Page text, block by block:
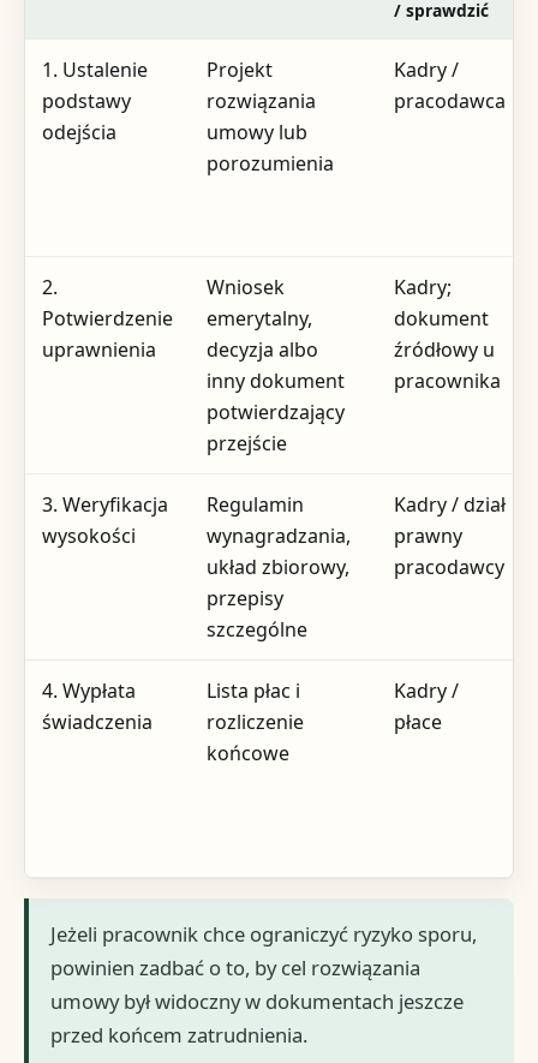
/ sprawdzić
1. Ustalenie
podstawy
odejścia
Projekt
rozwiązania
umowy lub
porozumienia
Kadry /
pracodawca
2.
Potwierdzenie
uprawnienia
Wniosek
emerytalny,
decyzja albo
inny dokument
potwierdzający
przejście
Kadry;
dokument
źródłowy u
pracownika
3. Weryfikacja
wysokości
Regulamin
wynagradzania,
układ zbiorowy,
przepisy
szczególne
Kadry / dział
prawny
pracodawcy
4. Wypłata
świadczenia
Lista płac i
rozliczenie
końcowe
Kadry /
płace
Jeżeli pracownik chce ograniczyć ryzyko sporu,
powinien zadbać o to, by cel rozwiązania
umowy był widoczny w dokumentach jeszcze
przed końcem zatrudnienia.